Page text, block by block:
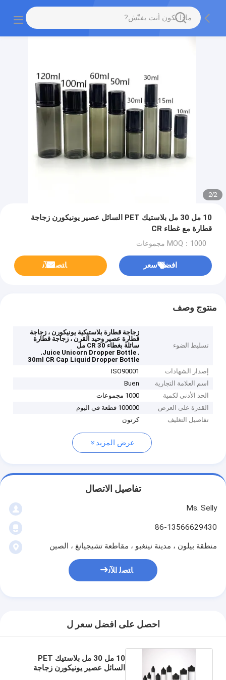
2
/
2
10 مل 30 مل بلاستيك PET السائل عصير يونيكورن زجاجة
قطارة مع غطاء CR
MOQ：1000 مجموعات
افضل سعر ﺎﺘﺼﻟ ﺍﻶﻧ
منتوج وصف
تسليط الضوء
زجاجة قطارة بلاستيكية يونيكورن ، زجاجة
قطارة عصير وحيد القرن ، زجاجة قطارة
سائلة بغطاء CR 30 مل
,
Juice Unicorn Dropper Bottle
,
30ml CR Cap Liquid Dropper Bottle
إصدار الشهادات
ISO90001
اسم العلامة التجارية
Buen
الحد الأدنى لكمية
1000 مجموعات
القدرة على العرض
100000 قطعة في اليوم
تفاصيل التغليف
كرتون
عرض المزيد
تفاصيل الاتصال
Ms. Selly
86-13566629430
منطقة بيلون ، مدينة نينغبو ، مقاطعة تشيجيانغ ، الصين
ﺎﺘﺼﻟ ﺍﻶﻧ
احصل على افضل سعر ل
10 مل 30 مل بلاستيك PET
السائل عصير يونيكورن زجاجة